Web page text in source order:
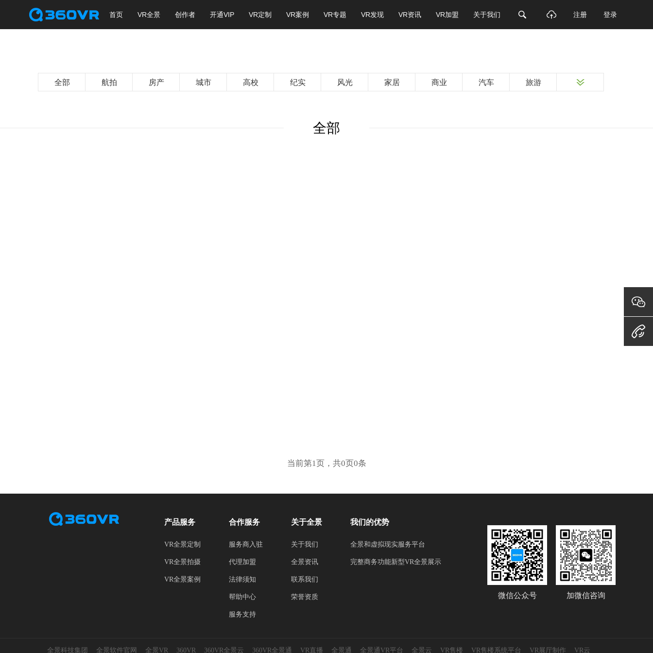
首页 VR全景 创作者 开通VIP VR定制 VR案例 VR专题 VR发现 VR资讯 VR加盟 关于我们 注册 登录
全部 航拍 房产 城市 高校 纪实 风光 家居 商业 汽车 旅游
全部
当前第1页，共0页0条
产品服务
VR全景定制
VR全景拍摄
VR全景案例
合作服务
服务商入驻
代理加盟
法律须知
帮助中心
服务支持
关于全景
关于我们
全景资讯
联系我们
荣誉资质
我们的优势
全景和虚拟现实服务平台
完整商务功能新型VR全景展示
微信公众号 加微信咨询
全景科技集团 全景软件官网 全景VR 360VR 360VR全景云 360VR全景通 VR直播 全景通 全景通VR平台 全景云 VR售楼 VR售楼系统平台 VR展厅制作 VR云